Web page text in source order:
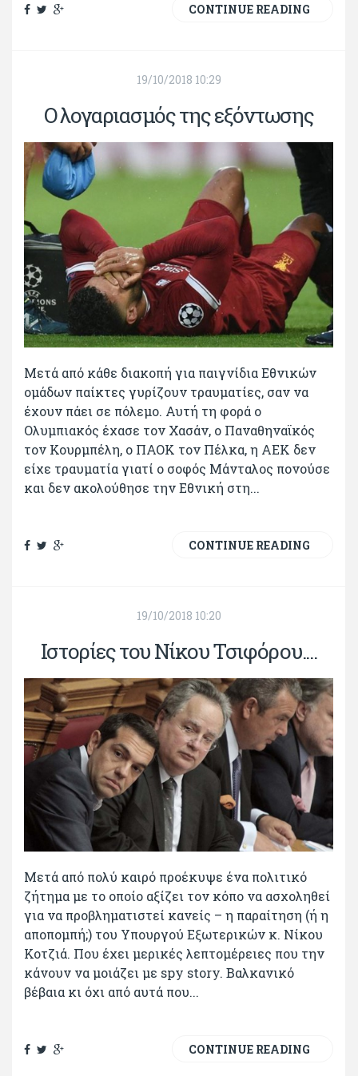
CONTINUE READING
19/10/2018 10:29
Ο λογαριασμός της εξόντωσης
Μετά από κάθε διακοπή για παιγνίδια Εθνικών
ομάδων παίκτες γυρίζουν τραυματίες, σαν να
έχουν πάει σε πόλεμο. Αυτή τη φορά ο
Ολυμπιακός έχασε τον Χασάν, ο Παναθηναϊκός
τον Κουρμπέλη, ο ΠΑΟΚ τον Πέλκα, η ΑΕΚ δεν
είχε τραυματία γιατί ο σοφός Μάνταλος πονούσε
και δεν ακολούθησε την Εθνική στη...
CONTINUE READING
19/10/2018 10:20
Ιστορίες του Νίκου Τσιφόρου....
Μετά από πολύ καιρό προέκυψε ένα πολιτικό
ζήτημα με το οποίο αξίζει τον κόπο να ασχοληθεί
για να προβληματιστεί κανείς – η παραίτηση (ή η
αποπομπή;) του Υπουργού Εξωτερικών κ. Νίκου
Κοτζιά. Που έχει μερικές λεπτομέρειες που την
κάνουν να μοιάζει με spy story. Βαλκανικό
βέβαια κι όχι από αυτά που...
CONTINUE READING